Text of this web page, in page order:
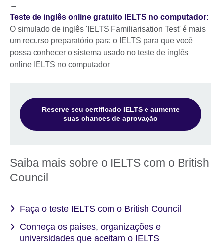
→
Teste de inglês online gratuito IELTS no computador:
O simulado de inglês 'IELTS Familiarisation Test' é mais
um recurso preparatório para o IELTS para que você
possa conhecer o sistema usado no teste de inglês
online IELTS no computador.
Reserve seu certificado IELTS e aumente
suas chances de aprovação
Saiba mais sobre o IELTS com o British
Council
Faça o teste IELTS com o British Council
Conheça os países, organizações e
universidades que aceitam o IELTS